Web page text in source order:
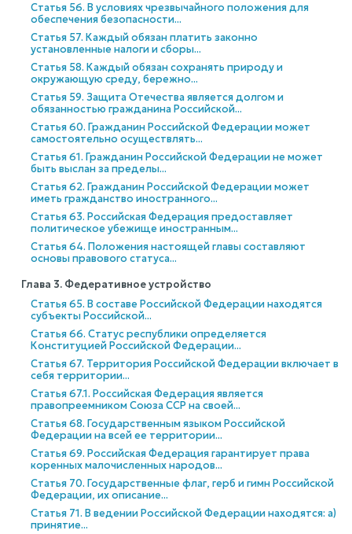
Статья 56. В условиях чрезвычайного положения для
обеспечения безопасности...
Статья 57. Каждый обязан платить законно
установленные налоги и сборы...
Статья 58. Каждый обязан сохранять природу и
окружающую среду, бережно...
Статья 59. Защита Отечества является долгом и
обязанностью гражданина Российской...
Статья 60. Гражданин Российской Федерации может
самостоятельно осуществлять...
Статья 61. Гражданин Российской Федерации не может
быть выслан за пределы...
Статья 62. Гражданин Российской Федерации может
иметь гражданство иностранного...
Статья 63. Российская Федерация предоставляет
политическое убежище иностранным...
Статья 64. Положения настоящей главы составляют
основы правового статуса...
Глава 3. Федеративное устройство
Статья 65. В составе Российской Федерации находятся
субъекты Российской...
Статья 66. Статус республики определяется
Конституцией Российской Федерации...
Статья 67. Территория Российской Федерации включает в
себя территории...
Статья 67.1. Российская Федерация является
правопреемником Союза ССР на своей...
Статья 68. Государственным языком Российской
Федерации на всей ее территории...
Статья 69. Российская Федерация гарантирует права
коренных малочисленных народов...
Статья 70. Государственные флаг, герб и гимн Российской
Федерации, их описание...
Статья 71. В ведении Российской Федерации находятся: а)
принятие...